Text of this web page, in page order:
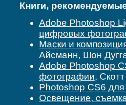
Книги,
Adobe Photoshop
цифровых
Маски и
Айсманн, Шон
Adobe Photoshop
фотографии,
Photoshop CS6 для
Освещение,